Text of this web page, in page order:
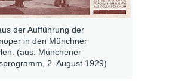
der Aufführung der
in den Münchner
(aus: Münchener
2. August 1929)